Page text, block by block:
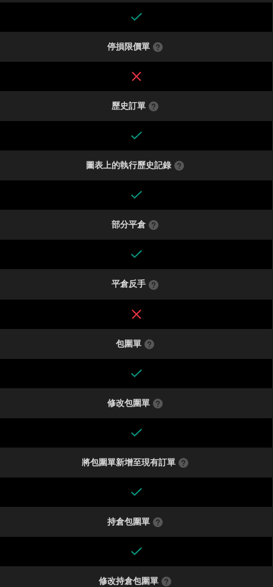
停損限價單
歷史訂單
圖表上的執行歷史記錄
部分平倉
平倉反手
包圍單
修改包圍單
將包圍單新增至現有訂單
持倉包圍單
修改持倉包圍單